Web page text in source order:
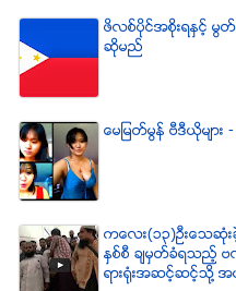
ဖိလစ္ပိုင္အစိုးရႏွင့္ မြ
ဆိုမည္
ေမျမတ္မြန္ ဗီဒီယုိမ်ား -
ကေလး(၁၃)ဦးေသဆံုး
ႏွစ္စီ ခ်မွတ္ခံရသည့္
ရားရံုးအဆင့္ဆင့္သို႔